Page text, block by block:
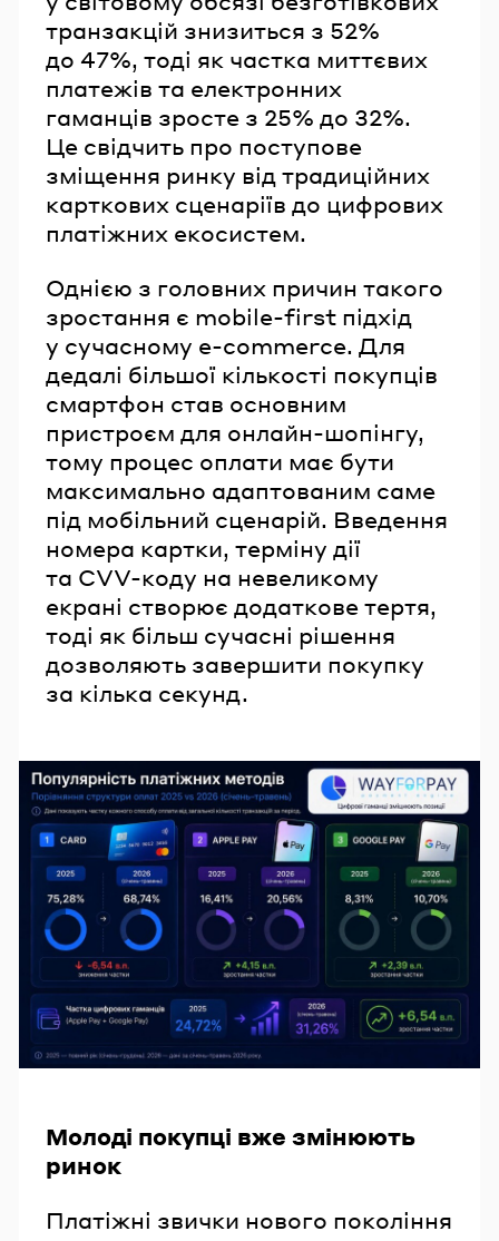
транзакцій знизиться з 52%
до 47%, тоді як частка миттєвих
платежів та електронних
гаманців зросте з 25% до 32%.
Це свідчить про поступове
зміщення ринку від традиційних
карткових сценаріїв до цифрових
платіжних екосистем.
Однією з головних причин такого
зростання є mobile-first підхід
у сучасному e-commerce. Для
дедалі більшої кількості покупців
смартфон став основним
пристроєм для онлайн-шопінгу,
тому процес оплати має бути
максимально адаптованим саме
під мобільний сценарій. Введення
номера картки, терміну дії
та CVV-коду на невеликому
екрані створює додаткове тертя,
тоді як більш сучасні рішення
дозволяють завершити покупку
за кілька секунд.
Молоді покупці вже змінюють
ринок
Платіжні звички нового покоління